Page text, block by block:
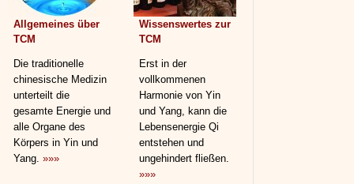
Allgemeines über
TCM
Die traditionelle
chinesische Medizin
unterteilt die
gesamte Energie und
alle Organe des
Körpers in Yin und
Yang. »»»
Wissenswertes zur
TCM
Erst in der
vollkommenen
Harmonie von Yin
und Yang, kann die
Lebensenergie Qi
entstehen und
ungehindert fließen.
»»»